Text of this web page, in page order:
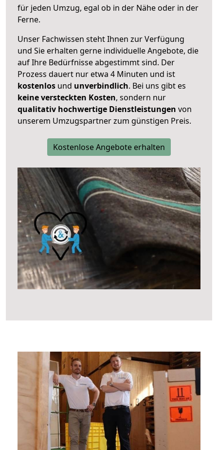
für jeden Umzug, egal ob in der Nähe oder in der
Ferne.
Unser Fachwissen steht Ihnen zur Verfügung
und Sie erhalten gerne individuelle Angebote, die
auf Ihre Bedürfnisse abgestimmt sind. Der
Prozess dauert nur etwa 4 Minuten und ist
kostenlos und unverbindlich. Bei uns gibt es
keine versteckten Kosten, sondern nur
qualitativ hochwertige Dienstleistungen von
unserem Umzugspartner zum günstigen Preis.
Kostenlose Angebote erhalten